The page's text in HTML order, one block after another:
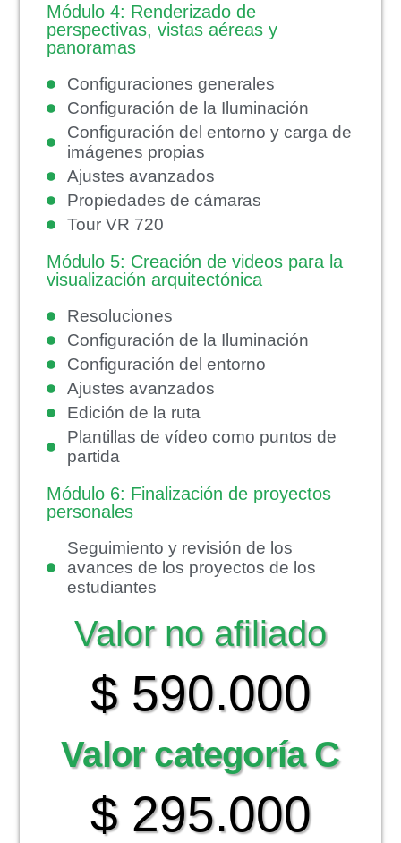
Módulo 4: Renderizado de
perspectivas, vistas aéreas y
panoramas
Configuraciones generales
Configuración de la Iluminación
Configuración del entorno y carga de
imágenes propias
Ajustes avanzados
Propiedades de cámaras
Tour VR 720
Módulo 5: Creación de videos para la
visualización arquitectónica
Resoluciones
Configuración de la Iluminación
Configuración del entorno
Ajustes avanzados
Edición de la ruta
Plantillas de vídeo como puntos de
partida
Módulo 6: Finalización de proyectos
personales
Seguimiento y revisión de los
avances de los proyectos de los
estudiantes
Valor no afiliado
$ 590.000
Valor categoría C
$ 295.000